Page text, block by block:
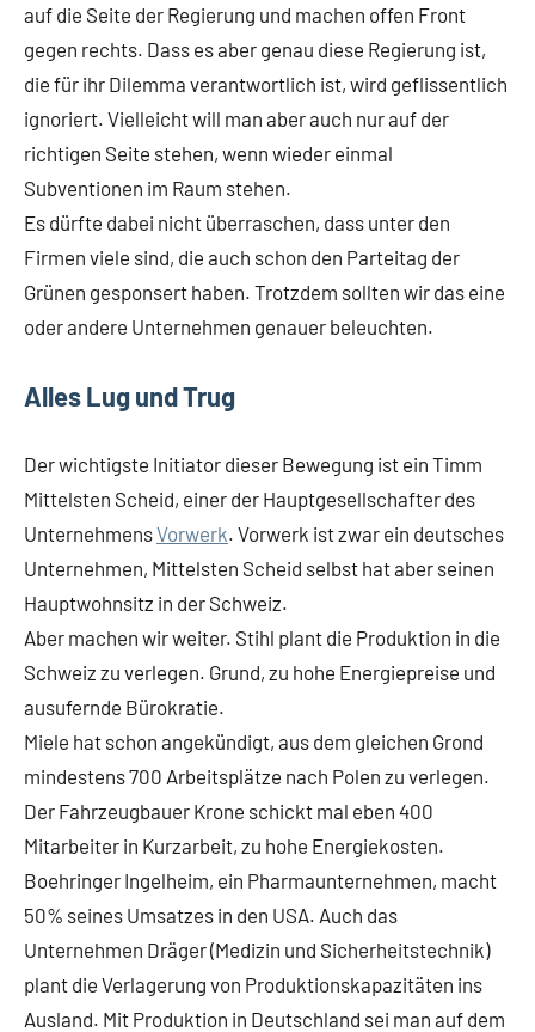
auf die Seite der Regierung und machen offen Front
gegen rechts. Dass es aber genau diese Regierung ist,
die für ihr Dilemma verantwortlich ist, wird geflissentlich
ignoriert. Vielleicht will man aber auch nur auf der
richtigen Seite stehen, wenn wieder einmal
Subventionen im Raum stehen.
Es dürfte dabei nicht überraschen, dass unter den
Firmen viele sind, die auch schon den Parteitag der
Grünen gesponsert haben. Trotzdem sollten wir das eine
oder andere Unternehmen genauer beleuchten.
Alles Lug und Trug
Der wichtigste Initiator dieser Bewegung ist ein Timm
Mittelsten Scheid, einer der Hauptgesellschafter des
UnternehmensVorwerk. Vorwerk ist zwar ein deutsches
Unternehmen, Mittelsten Scheid selbst hat aber seinen
Hauptwohnsitz in der Schweiz.
Aber machen wir weiter. Stihl plant die Produktion in die
Schweiz zu verlegen. Grund, zu hohe Energiepreise und
ausufernde Bürokratie.
Miele hat schon angekündigt, aus dem gleichen Grond
mindestens 700 Arbeitsplätze nach Polen zu verlegen.
Der Fahrzeugbauer Krone schickt mal eben 400
Mitarbeiter in Kurzarbeit, zu hohe Energiekosten.
Boehringer Ingelheim, ein Pharmaunternehmen, macht
50% seines Umsatzes in den USA. Auch das
Unternehmen Dräger (Medizin und Sicherheitstechnik)
plant die Verlagerung von Produktionskapazitäten ins
Ausland. Mit Produktion in Deutschland sei man auf dem